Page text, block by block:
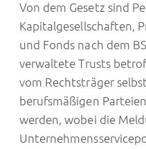
Von dem Gesetz sind
Kapitalgesellschaften,
und Fonds nach dem
verwaltete Trusts
vom Rechtsträger
berufsmäßigen
werden, wobei die